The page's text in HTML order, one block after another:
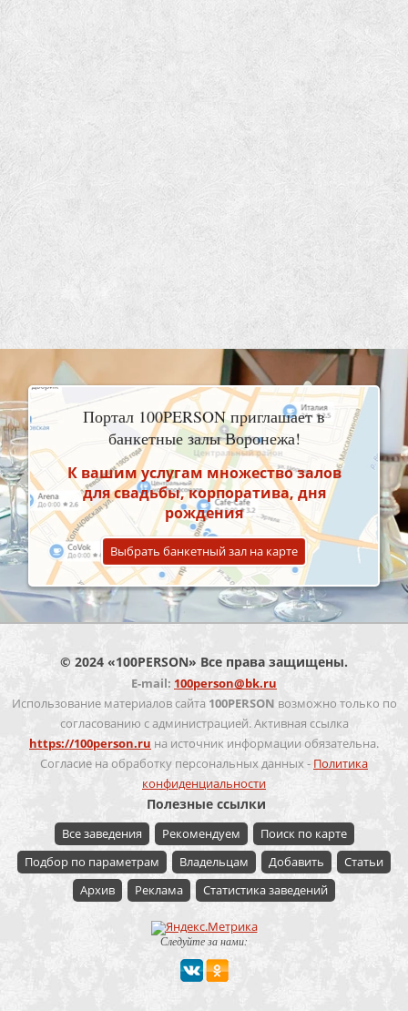
Портал 100PERSON приглашает в
банкетные залы Воронежа!
К вашим услугам множество залов
для свадьбы, корпоратива, дня
рождения
Выбрать банкетный зал на карте
© 2024 «100PERSON» Все права защищены.
E-mail: 100person@bk.ru
Использование материалов сайта 100PERSON возможно только по
согласованию с администрацией. Активная ссылка
https://100person.ru на источник информации обязательна.
Согласие на обработку персональных данных - Политика
конфиденциальности
Полезные ссылки
Все заведения Рекомендуем
Поиск по карте
Подбор по параметрам
Владельцам Добавить
Статьи
Архив
Реклама Статистика заведений
Следуйте за нами: